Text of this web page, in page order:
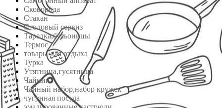
Сковорода
Стакан
Столовый сервиз
Тарелка,бульоницы
Термос
товары для отдыха
Турка
Утятница,гусятница
Чайник
Чайный набор,набор кружек
чугунная посуда